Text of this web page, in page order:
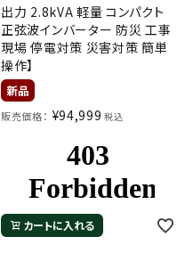
出力 2.8kVA 軽量 コンパクト
正弦波インバーター 防災 工事
現場 停電対策 災害対策 簡単
操作】
販売価格： ¥94,999 税込
カートに入れる